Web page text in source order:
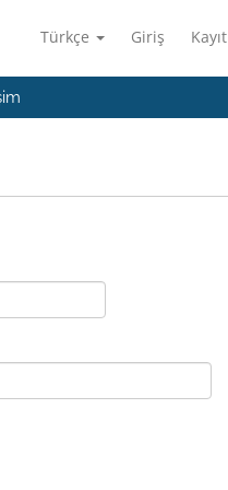
Türkçe Giriş Kayıt